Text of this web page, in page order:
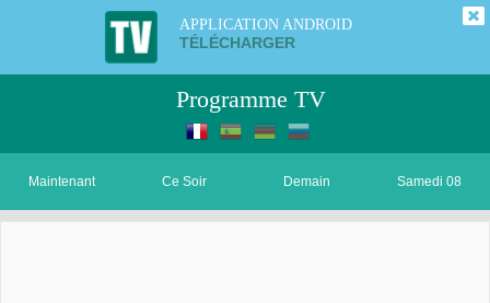
APPLICATION ANDROID
TÉLÉCHARGER
Programme TV
Maintenant Ce Soir Demain Samedi 08